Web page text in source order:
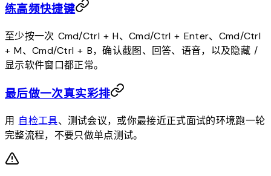
练高频快捷键
至少按一次 Cmd/Ctrl + H、 Cmd/Ctrl + Enter、 Cmd/Ctrl
+ M、 Cmd/Ctrl + B，确认截图、回答、语音，以及隐藏 /
显示软件窗口都正常。
最后做一次真实彩排
用 自检工具、测试会议，或你最接近正式面试的环境跑一轮
完整流程，不要只做单点测试。